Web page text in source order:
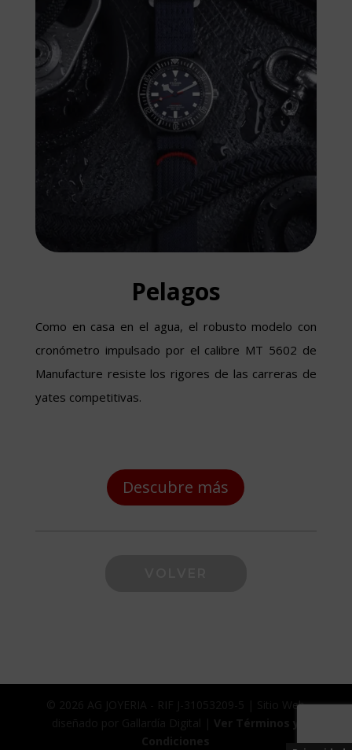
Pelagos
Como en casa en el agua, el robusto modelo con
cronómetro impulsado por el calibre MT 5602 de
Manufacture resiste los rigores de las carreras de
yates competitivas.
Descubre más
© 2026 AG JOYERIA - RIF J-31053209-5 | Sitio Web